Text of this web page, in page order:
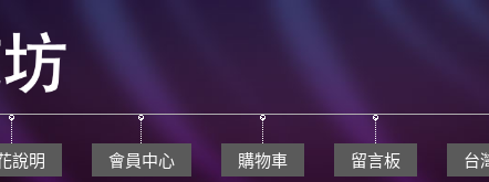
說明 會員中心 購物車 留言板 台